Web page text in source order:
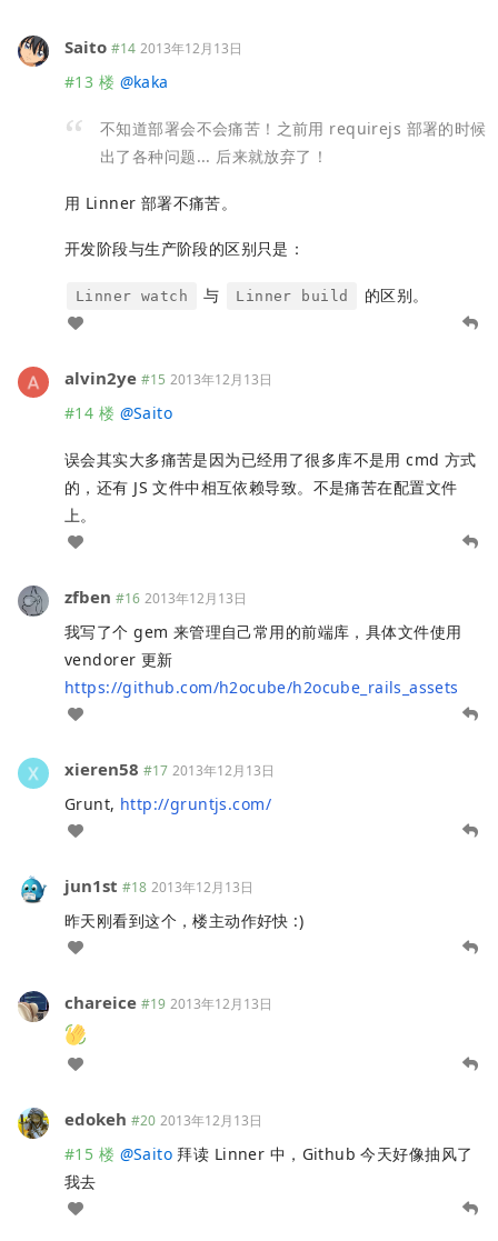
Saito #14 2013年12月13日
#13 楼 @kaka
不知道部署会不会痛苦！之前用 requirejs 部署的时候
出了各种问题... 后来就放弃了！
用 Linner 部署不痛苦。
开发阶段与生产阶段的区别只是：
Linner watch 与 Linner build 的区别。
alvin2ye #15 2013年12月13日
#14 楼 @Saito
误会其实大多痛苦是因为已经用了很多库不是用 cmd 方式
的，还有 JS 文件中相互依赖导致。不是痛苦在配置文件
上。
zfben #16 2013年12月13日
我写了个 gem 来管理自己常用的前端库，具体文件使用
vendorer 更新
https://github.com/h2ocube/h2ocube_rails_assets
xieren58 #17 2013年12月13日
Grunt, http://gruntjs.com/
jun1st #18 2013年12月13日
昨天刚看到这个，楼主动作好快 :)
chareice #19 2013年12月13日
edokeh #20 2013年12月13日
#15 楼 @Saito 拜读 Linner 中，Github 今天好像抽风了
我去